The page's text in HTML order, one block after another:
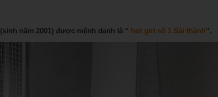
(sinh năm 2001) được mệnh danh là “ hot girl số 1 Sài thành”.